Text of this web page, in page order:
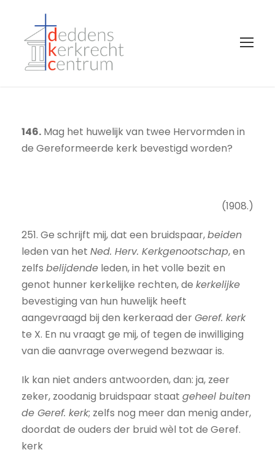
146. Mag het huwelijk van twee Hervormden in
de Gereformeerde kerk bevestigd worden?
(1908.)
251. Ge schrijft mij, dat een bruidspaar,beiden
leden van het Ned. Herv. Kerkgenootschap, en
zelfs belijdende leden, in het volle bezit en
genot hunner kerkelijke rechten, de kerkelijke
bevestiging van hun huwelijk heeft
aangevraagd bij den kerkeraad derGeref. kerk
te X. En nu vraagt ge mij, of tegen de inwilliging
van die aanvrage overwegend bezwaar is.
Ik kan niet anders antwoorden, dan: ja, zeer
zeker, zoodanig bruidspaar staat geheel buiten
de Geref. kerk; zelfs nog meer dan menig ander,
doordat de ouders der bruid wèl tot de Geref.
kerk